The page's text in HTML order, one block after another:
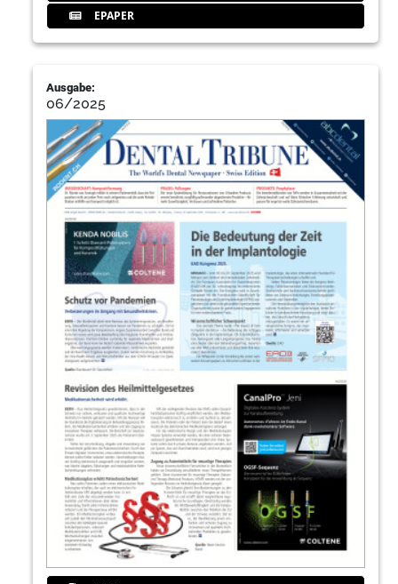
EPAPER
Ausgabe:
06/2025